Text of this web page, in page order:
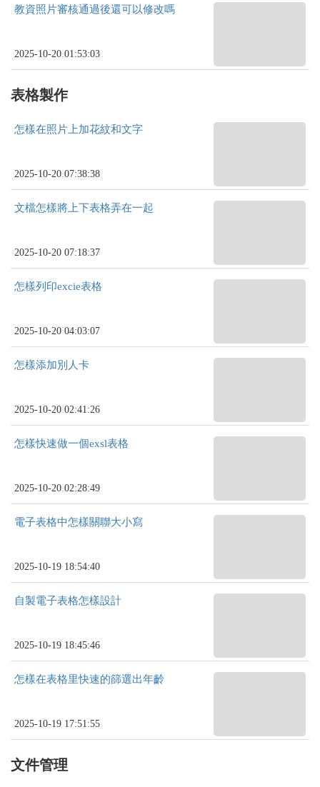
教資照片審核通過後還可以修改嗎
2025-10-20 01:53:03
表格製作
怎樣在照片上加花紋和文字
2025-10-20 07:38:38
文檔怎樣將上下表格弄在一起
2025-10-20 07:18:37
怎樣列印excie表格
2025-10-20 04:03:07
怎樣添加別人卡
2025-10-20 02:41:26
怎樣快速做一個exsl表格
2025-10-20 02:28:49
電子表格中怎樣關聯大小寫
2025-10-19 18:54:40
自製電子表格怎樣設計
2025-10-19 18:45:46
怎樣在表格里快速的篩選出年齡
2025-10-19 17:51:55
文件管理